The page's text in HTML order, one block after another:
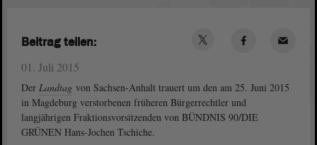
01. Juli 2015
Der Landtag von Sachsen-Anhalt trauert um den am 25. Juni 2015
in Magdeburg verstorbenen früheren Bürgerrechtler und
langjährigen Fraktionsvorsitzenden von BÜNDNIS 90/DIE
GRÜNEN Hans-Jochen Tschiche.
Beitrag teilen: